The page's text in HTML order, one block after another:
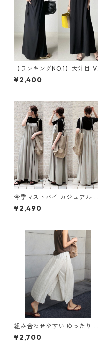
【ランキングNO.1】大注目 V
ネック ノースリーブ ワンピー
ス m-738
¥2,400
今季マストバイ カジュアル ゆ
ったりキャミワンピース m-4
65
¥2,490
組み合わせやすい ゆったり キ
ュロットスカート パンツ m-7
63
¥2,700